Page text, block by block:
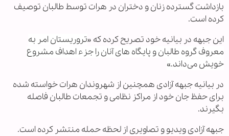
بازداشت گسترده زنان و دختران در هرات توسط طالبان توصیف
کرده است.
این جبهه در بیانیه خود تصریح کرده که «تروریستان امر به
معروف گروه طالبان و پایگاه های آنان را جزء اهداف مشروع
خویش می‌داند.»
در بیانیه جبهه آزادی همچنین از شهروندان هرات خواسته شده
برای حفظ جان خود از مراکز نظامی و تجمعات طالبان فاصله
بگیرند.
جبهه آزادی ویدیو و تصاویری از لحظه حمله منتشر کرده است.